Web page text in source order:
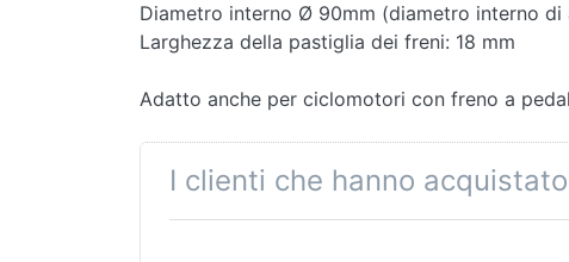
Diametro interno Ø 90mm (diametro interno di
Larghezza della pastiglia dei freni: 18 mm
Adatto anche per ciclomotori con freno a
I clienti che hanno